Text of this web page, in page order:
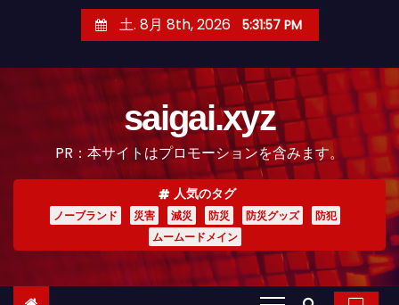
土. 8月 8th, 2026 5:31:58 PM
saigai.xyz
PR：本サイトはプロモーションを含みます。
人気のタグ
ノーブランド 災害 減災 防災 防災グッズ
防犯
ムームードメイン